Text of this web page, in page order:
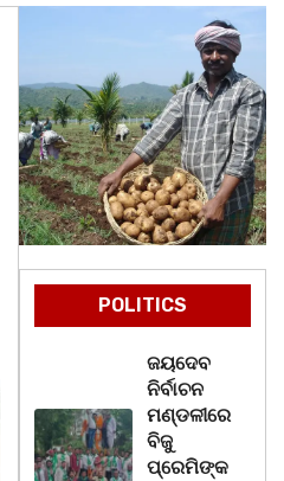
POLITICS
ଜୟଦେବ
ନିର୍ବାଚନ
ମଣ୍ଡଳୀରେ
ବିଜୁ
ପ୍ରେମିଙ୍କ